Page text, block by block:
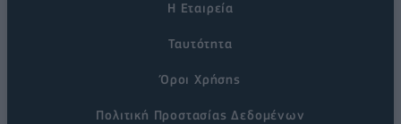
Η Εταιρεία
Ταυτότητα
Όροι Χρήσης
Πολιτική Προστασίας Δεδομένων